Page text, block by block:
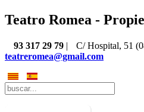
Teatro Romea -
93 317 29 79 |
C/ Hospital, 51
teatreromea@gmail.com